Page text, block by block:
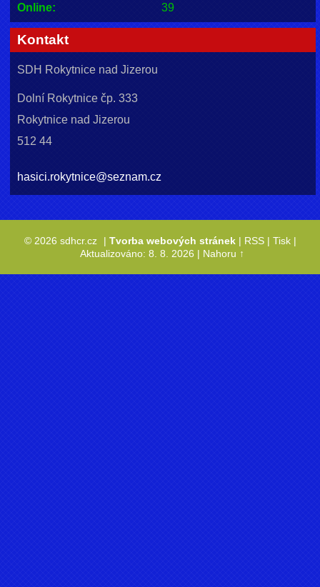
Online: 39
Kontakt
SDH Rokytnice nad Jizerou
Dolní Rokytnice čp. 333
Rokytnice nad Jizerou
512 44
hasici.rokytnice@seznam.cz
© 2026 sdhcr.cz | Tvorba webových stránek| RSS| Tisk|
Aktualizováno: 8. 8. 2026 | Nahoru ↑